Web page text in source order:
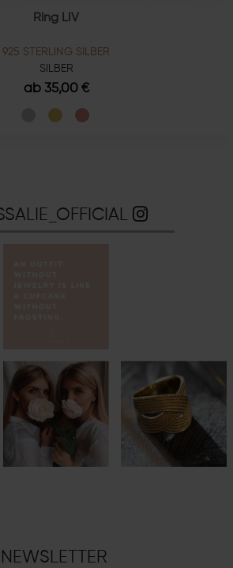
Ring LIV
925 STERLING SILBER
SILBER
ab 35,00 €
NEWSLETTER